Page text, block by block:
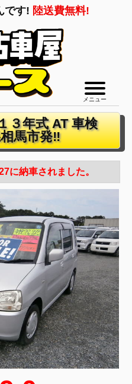
です! 陸送費無料!
メニュー
３年式 AT 車検
馬市発‼
に納車されました。